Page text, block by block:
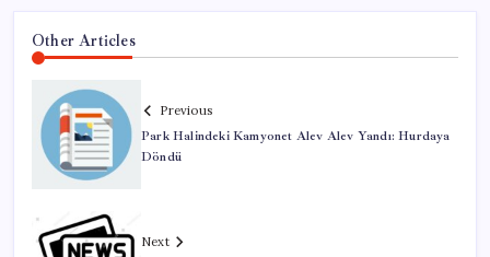
Other Articles
Previous
Park Halindeki Kamyonet Alev Alev Yandı: Hurdaya
Döndü
Next